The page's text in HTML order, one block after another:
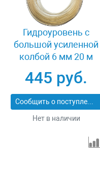
Гидроуровень с
большой усиленной
колбой 6 мм 20 м
Stayer MASTER 3486-
06-20
445 руб.
Сообщить о поступлении
Нет в наличии